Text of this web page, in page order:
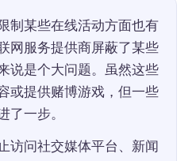
制某些在线活动方面也有
网服务提供商屏蔽了某些
说是个大问题。虽然这些
或提供赌博游戏，但一些
了一步。
访问社交媒体平台、新闻